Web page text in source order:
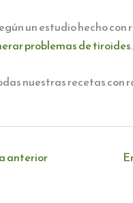
un estudio hecho con
problemas de tiroides.
nuestras recetas con
anterior